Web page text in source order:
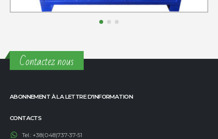
Contactez nous
ABONNEMENT À LA LETTRE D’INFORMATION
CONTACTS
Tel.: +38(048)737-37-51